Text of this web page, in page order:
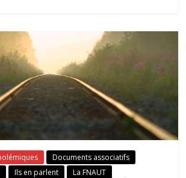
Documents associatifs
Ils en parlent
La FNAUT